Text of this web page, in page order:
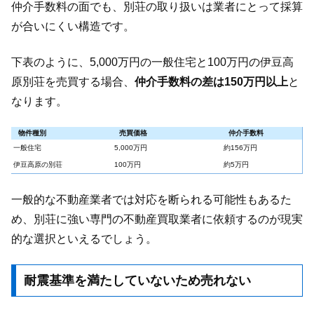
仲介手数料の面でも、別荘の取り扱いは業者にとって採算
が合いにくい構造です。
下表のように、5,000万円の一般住宅と100万円の伊豆高
原別荘を売買する場合、 仲介手数料の差は150万円以上と
なります。
物件種別 売買価格
仲介手数料
一般住宅
5,000万円 約156万円
伊豆高原の別荘 100万円 約5万円
一般的な不動産業者では対応を断られる可能性もあるた
め、別荘に強い専門の不動産買取業者に依頼するのが現実
的な選択といえるでしょう。
耐震基準を満たしていないため売れない